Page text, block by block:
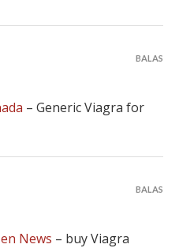
– Generic Viagra for
BALAS
News – buy Viagra
BALAS